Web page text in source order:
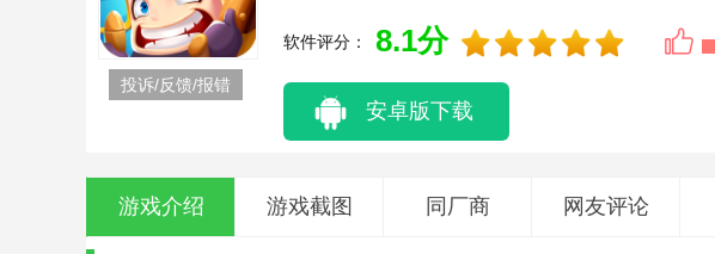
投诉/反馈/报错
软件评分： 8.1分
安卓版下载
游戏介绍 游戏截图 同厂商 网友评论